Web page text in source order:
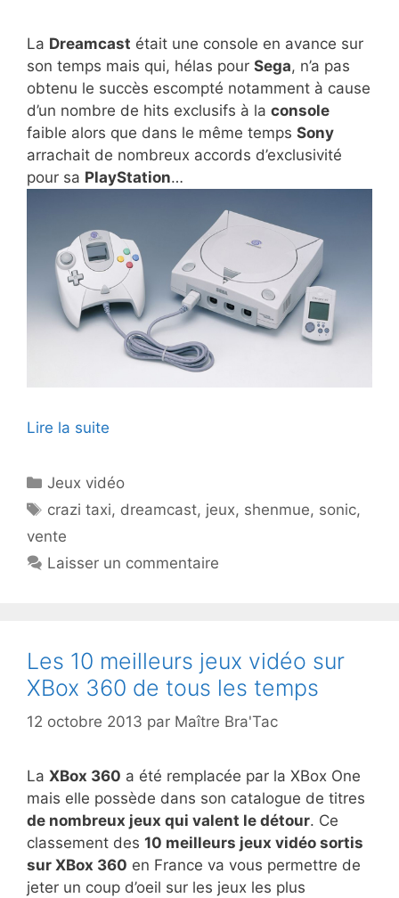
La Dreamcast était une console en avance sur
son temps mais qui, hélas pour Sega, n’a pas
obtenu le succès escompté notamment à cause
d’un nombre de hits exclusifs à la console
faible alors que dans le même temps Sony
arrachait de nombreux accords d’exclusivité
pour sa PlayStation…
Lire la suite
Catégories
Jeux vidéo
Étiquettes
crazi taxi, dreamcast, jeux, shenmue, sonic,
vente
Laisser un commentaire
Les 10 meilleurs jeux vidéo sur
XBox 360 de tous les temps
12 octobre 2013 par Maître Bra'Tac
La XBox 360 a été remplacée par la XBox One
mais elle possède dans son catalogue de titres
de nombreux jeux qui valent le détour. Ce
classement des 10 meilleurs jeux vidéo sortis
sur XBox 360 en France va vous permettre de
jeter un coup d’oeil sur les jeux les plus